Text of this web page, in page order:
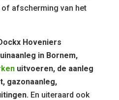
afscherming van het
Hoveniers
in Bornem,
uitvoeren, de aanleg
gazonaanleg,
En uiteraard ook